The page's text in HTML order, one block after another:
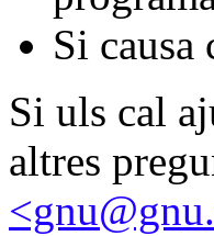
Si causa
Si uls cal
altres